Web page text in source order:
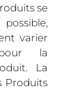
se
varier
la
La
Produits